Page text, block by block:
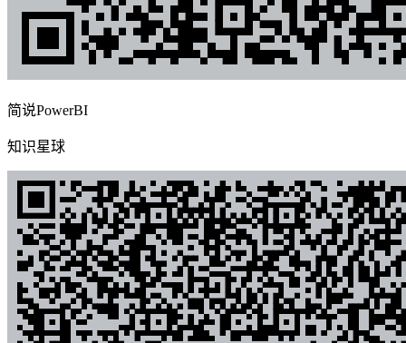
简说PowerBI
知识星球